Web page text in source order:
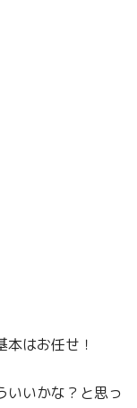
はお任せ！
いいかな？と思っ